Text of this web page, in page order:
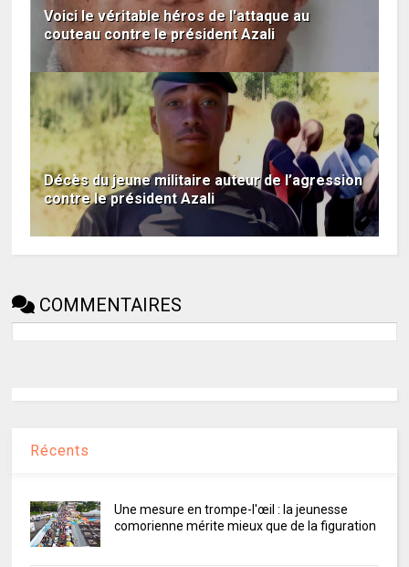
Voici le véritable héros de l'attaque au
couteau contre le président Azali
Décès du jeune militaire auteur de l’agression
contre le président Azali
COMMENTAIRES
Récents
Une mesure en trompe-l'œil : la jeunesse
comorienne mérite mieux que de la figuration